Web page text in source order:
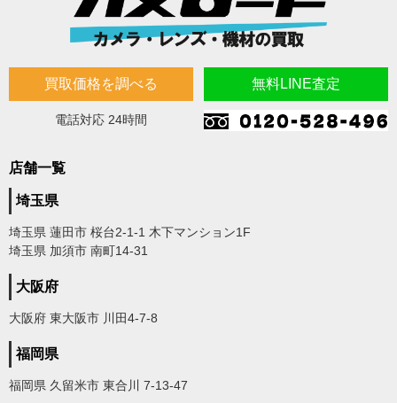
買取価格を調べる 無料LINE査定
電話対応 24時間
店舗一覧
埼玉県
埼玉県 蓮田市 桜台2-1-1 木下マンション1F
埼玉県 加須市 南町14-31
大阪府
大阪府 東大阪市 川田4-7-8
福岡県
福岡県 久留米市 東合川 7-13-47